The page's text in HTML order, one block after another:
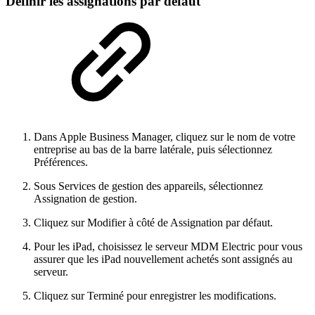
Dans Apple Business Manager, cliquez sur le nom de votre
entreprise au bas de la barre latérale, puis sélectionnez
Préférences.
Sous Services de gestion des appareils, sélectionnez
Assignation de gestion.
Cliquez sur Modifier à côté de Assignation par défaut.
Pour les iPad, choisissez le serveur MDM Electric pour vous
assurer que les iPad nouvellement achetés sont assignés au
serveur.
Cliquez sur Terminé pour enregistrer les modifications.